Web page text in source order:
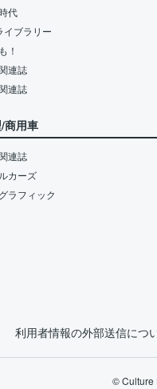
代
イブラリー
！
連誌
連誌
商用車
連誌
カーズ
ラフィック
利用者情報の外部送信につ
© Culture